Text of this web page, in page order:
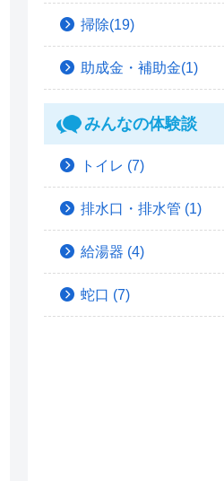
掃除(19)
助成金・補助金(1)
みんなの体験談
トイレ (7)
排水口・排水管 (1)
給湯器 (4)
蛇口 (7)